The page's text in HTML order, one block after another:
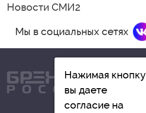
Новости СМИ2
Мы в социальных сетях
Нажимая кнопку
вы даете
согласие на